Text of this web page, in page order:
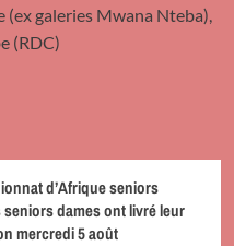
(ex galeries Mwana Nteba),
(RDC)
d’Afrique seniors
dames ont livré leur
mercredi 5 août